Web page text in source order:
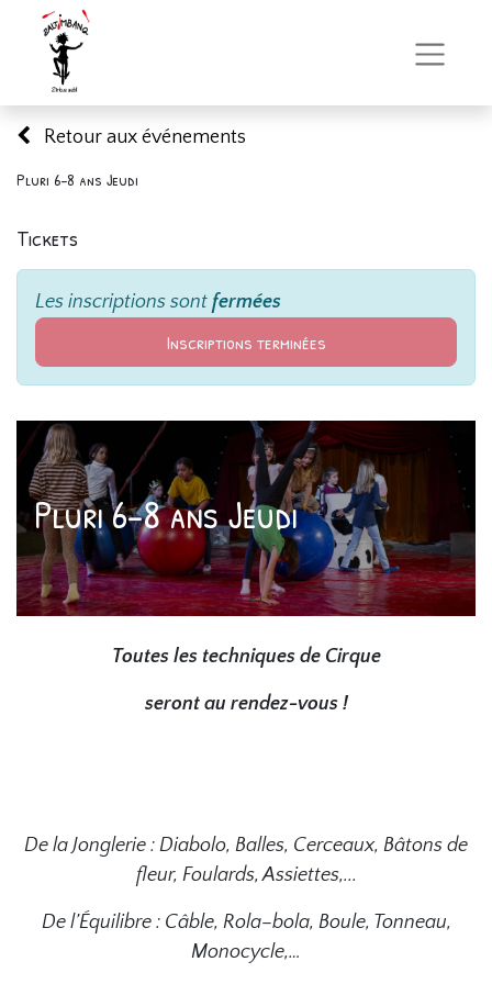
Retour aux événements
Pluri 6-8 ans Jeudi
Tickets
Les inscriptions sont fermées
Inscriptions terminées
Pluri 6-8 ans Jeudi
Toutes les techniques de Cirque
seront au rendez-vous !
De la Jonglerie : Diabolo, Balles, Cerceaux, Bâtons de
fleur, Foulards, Assiettes,...
De l’Équilibre : Câble, Rola–bola, Boule, Tonneau,
Monocycle,…